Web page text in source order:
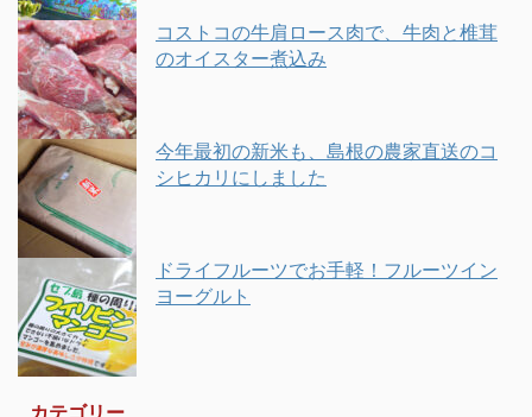
コストコの牛肩ロース肉で、牛肉と椎茸
のオイスター煮込み
今年最初の新米も、島根の農家直送のコ
シヒカリにしました
ドライフルーツでお手軽！フルーツイン
ヨーグルト
カテゴリー